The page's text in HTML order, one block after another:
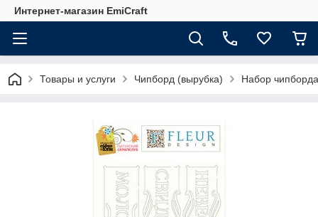
Интернет-магазин EmiCraft
Товары и услуги Чипборд (вырубка) Набор